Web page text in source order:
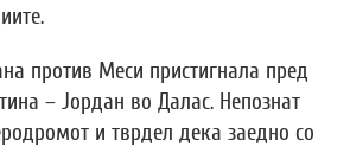
против Меси пристигнала пред
– Јордан во Далас. Непознат
и тврдел дека заедно со